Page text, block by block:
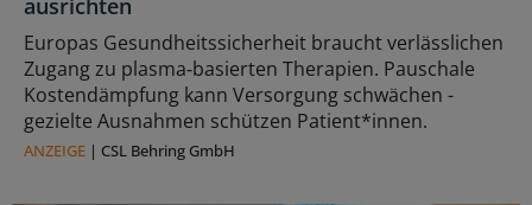
Europas Gesundheitssicherheit braucht verlässlichen
Zugang zu plasma‑basierten Therapien. Pauschale
Kostendämpfung kann Versorgung schwächen -
gezielte Ausnahmen schützen Patient*innen.
ANZEIGE | CSL Behring GmbH